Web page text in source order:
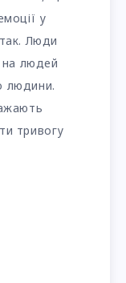
у
Люди
на людей
людини.
тривогу